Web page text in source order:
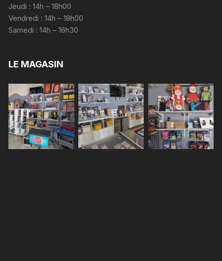
Jeudi : 14h – 18h00
Vendredi : 14h – 18h00
Samedi : 14h – 16h30
LE MAGASIN